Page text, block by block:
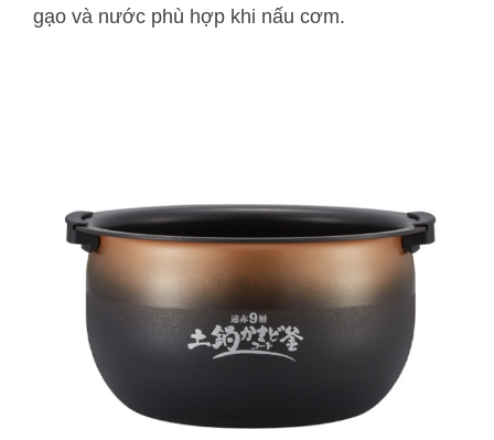
gạo và nước phù hợp khi nấu cơm.